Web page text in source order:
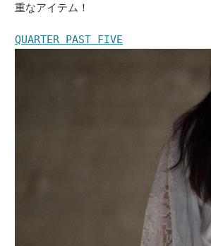
重なアイテム！
QUARTER PAST FIVE